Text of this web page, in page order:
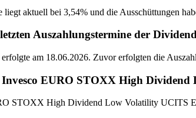
aktuell bei 3,54% und die Ausschüttungen
Auszahlungstermine der
am 18.06.2026. Zuvor erfolgten die
EURO STOXX High
STOXX High Dividend Low Volatility UCITS